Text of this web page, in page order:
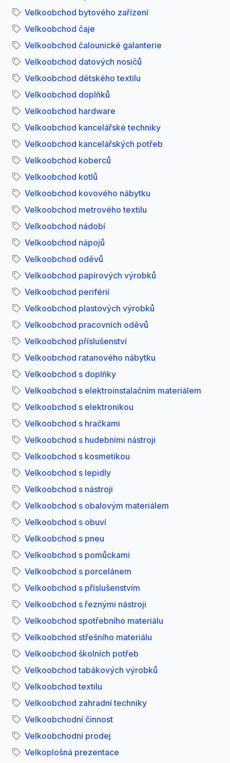
Velkoobchod bytového zařízení
Velkoobchod čaje
Velkoobchod čalounické galanterie
Velkoobchod datových nosičů
Velkoobchod dětského textilu
Velkoobchod doplňků
Velkoobchod hardware
Velkoobchod kancelářské techniky
Velkoobchod kancelářských potřeb
Velkoobchod koberců
Velkoobchod kotlů
Velkoobchod kovového nábytku
Velkoobchod metrového textilu
Velkoobchod nádobí
Velkoobchod nápojů
Velkoobchod oděvů
Velkoobchod papírových výrobků
Velkoobchod periférií
Velkoobchod plastových výrobků
Velkoobchod pracovních oděvů
Velkoobchod příslušenství
Velkoobchod ratanového nábytku
Velkoobchod s doplňky
Velkoobchod s elektroinstalačním materiálem
Velkoobchod s elektronikou
Velkoobchod s hračkami
Velkoobchod s hudebními nástroji
Velkoobchod s kosmetikou
Velkoobchod s lepidly
Velkoobchod s nástroji
Velkoobchod s obalovým materiálem
Velkoobchod s obuví
Velkoobchod s pneu
Velkoobchod s pomůckami
Velkoobchod s porcelánem
Velkoobchod s příslušenstvím
Velkoobchod s řeznými nástroji
Velkoobchod spotřebního materiálu
Velkoobchod střešního materiálu
Velkoobchod školních potřeb
Velkoobchod tabákových výrobků
Velkoobchod textilu
Velkoobchod zahradní techniky
Velkoobchodní činnost
Velkoobchodní prodej
Velkoplošná prezentace